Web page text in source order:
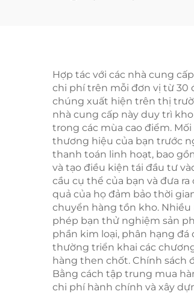
tối giản cao cấp
BXGT-02
Hợp tác với các nhà cung
chi phí trên mỗi đơn vị từ 30
chúng xuất hiện trên thị
nhà cung cấp này duy trì
trong các mùa cao điểm.
thương hiệu của bạn trước
thanh toán linh hoạt, bao
và tạo điều kiện tái đầu tư
cầu cụ thể của bạn và đưa
quả của họ đảm bảo thời
chuyển hàng tồn kho.
phép bạn thử nghiệm sản
phần kim loại, phân hạng
thường triển khai các
hàng then chốt. Chính sách
Bằng cách tập trung mua
chi phí hành chính và xây